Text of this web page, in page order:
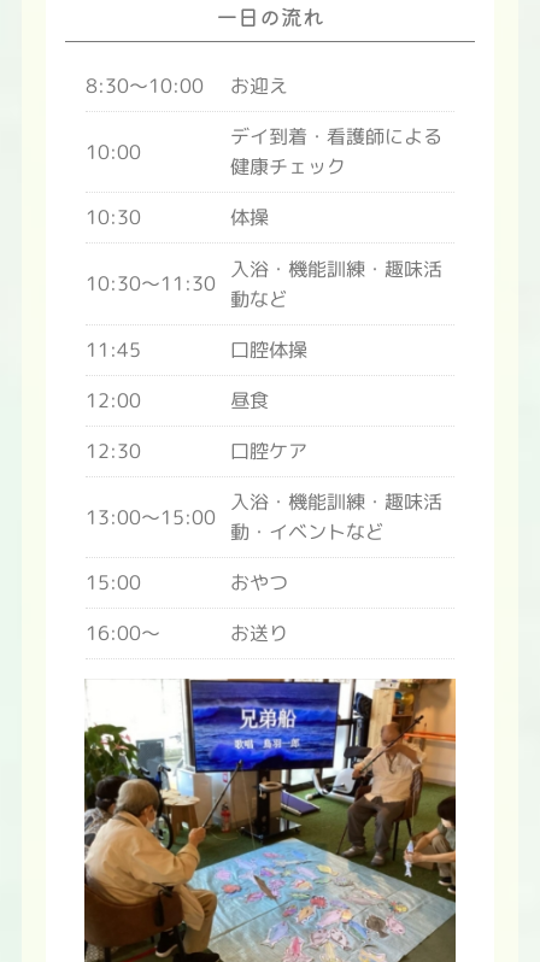
一日の流れ
8:30～10:00 お迎え
10:00
デイ到着・看護師による
健康チェック
10:30
体操
10:30～11:30
入浴・機能訓練・趣味活
動など
11:45
口腔体操
12:00
昼食
12:30
口腔ケア
13:00～15:00
入浴・機能訓練・趣味活
動・イベントなど
15:00
おやつ
16:00～
お送り